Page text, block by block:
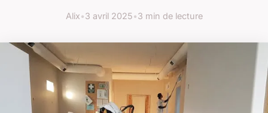
Alix•3 avril 2025•3 min de lecture